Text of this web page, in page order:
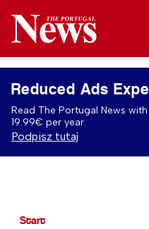
Reduced Ads
Read The Portugal News
19.99€ per year.
Podpisz tutaj
Start